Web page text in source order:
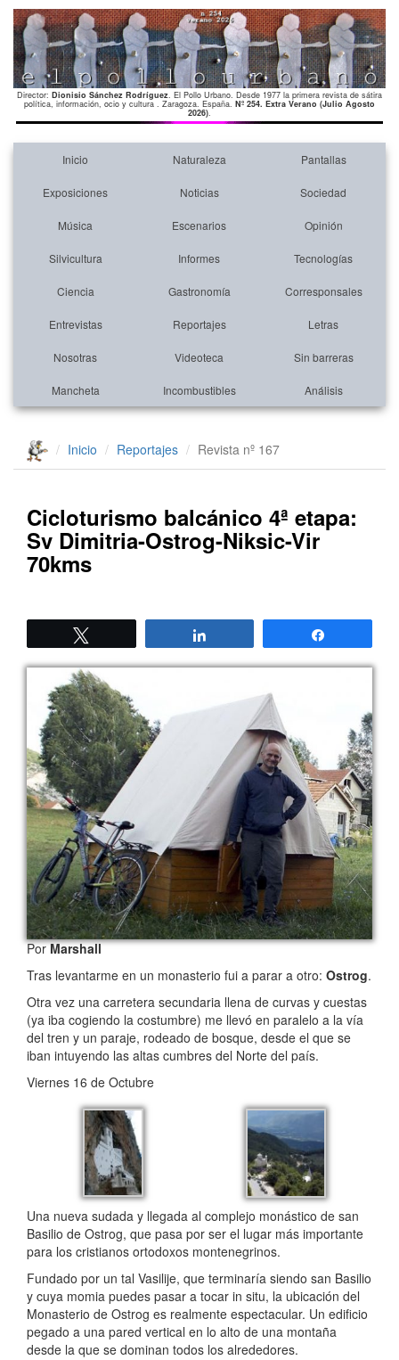
Director: Dionisio Sánchez Rodríguez. El Pollo Urbano. Desde 1977 la primera revista de sátira
política, información, ocio y cultura . Zaragoza. España. Nº 254. Extra Verano (Julio Agosto
2026).
Inicio Naturaleza Pantallas
Exposiciones Noticias Sociedad
Música Escenarios Opinión
Silvicultura Informes Tecnologías
Ciencia Gastronomía Corresponsales
Entrevistas Reportajes Letras
Nosotras Videoteca Sin barreras
Mancheta Incombustibles Análisis
Inicio Reportajes Revista nº 167
Cicloturismo balcánico 4ª etapa:
Sv Dimitria-Ostrog-Niksic-Vir
70kms
PorMarshall
Tras levantarme en un monasterio fui a parar a otro: Ostrog.
Otra vez una carretera secundaria llena de curvas y cuestas
(ya iba cogiendo la costumbre) me llevó en paralelo a la vía
del tren y un paraje, rodeado de bosque, desde el que se
iban intuyendo las altas cumbres del Norte del país.
Viernes 16 de Octubre
Una nueva sudada y llegada al complejo monástico de san
Basilio de Ostrog, que pasa por ser el lugar más importante
para los cristianos ortodoxos montenegrinos.
Fundado por un tal Vasilije, que terminaría siendo san Basilio
y cuya momia puedes pasar a tocar in situ, la ubicación del
Monasterio de Ostrog es realmente espectacular. Un edificio
pegado a una pared vertical en lo alto de una montaña
desde la que se dominan todos los alrededores.